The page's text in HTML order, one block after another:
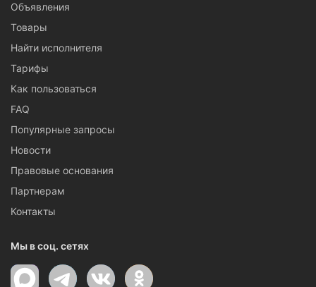
Объявления
Товары
Найти исполнителя
Тарифы
Как пользоваться
FAQ
Популярные запросы
Новости
Правовые основания
Партнерам
Контакты
Мы в соц. сетях